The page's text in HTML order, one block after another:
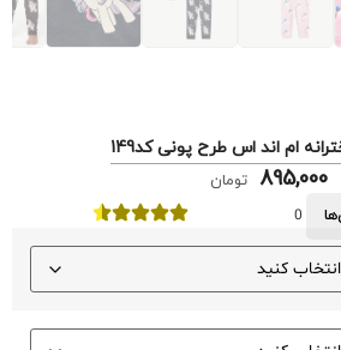
ام اند اس طرح پونی کد149
895,000
تومان
0